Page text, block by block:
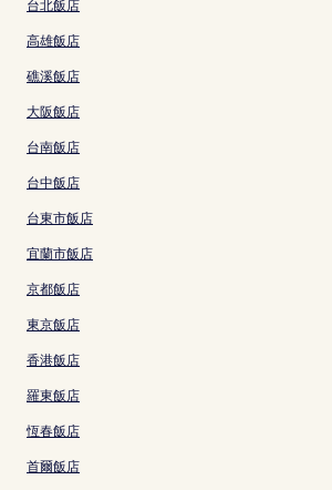
台北飯店
高雄飯店
礁溪飯店
大阪飯店
台南飯店
台中飯店
台東市飯店
宜蘭市飯店
京都飯店
東京飯店
香港飯店
羅東飯店
恆春飯店
首爾飯店